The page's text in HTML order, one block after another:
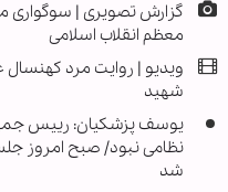
گزارش تصویری | سوگواری
معظم انقلاب اسلامی
ویدیو | روایت مرد
شهید
یوسف پزشکیان: رییس
نظامی نبود/ صبح امروز
شد